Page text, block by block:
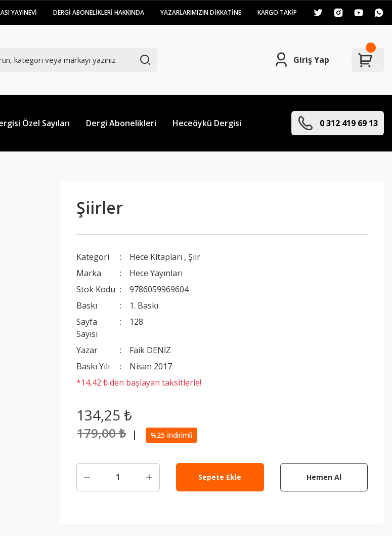
YAYINEVİ DERGİ ABONELİKLERİ HAKKINDA YAZARLARIMIZIN DİKKATİNE KARGO TAKİP
Giriş Yap
Özel Sayıları Dergi Abonelikleri Heceöykü Dergisi 0 312 419 69 13
Şiirler
Kategori Hece Kitapları , Şiir
Marka
Hece Yayınları
Stok Kodu
9786059969604
Baskı
1. Baskı
Sayfa
Sayısı
128
Yazar
Faik DENİZ
Baskı Yılı
Nisan 2017
*14,42 ₺ den başlayan taksitlerle!
134,25 ₺
179,00 ₺ | %25 İndirimli
Sepete Ekle Hemen Al